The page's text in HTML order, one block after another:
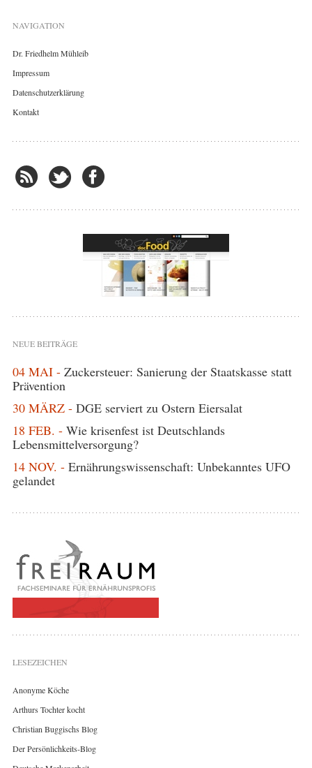
NAVIGATION
Dr. Friedhelm Mühleib
Impressum
Datenschutzerklärung
Kontakt
NEUE BEITRÄGE
04 MAI - Zuckersteuer: Sanierung der Staatskasse statt
Prävention
30 MÄRZ - DGE serviert zu Ostern Eiersalat
18 FEB. - Wie krisenfest ist Deutschlands
Lebensmittelversorgung?
14 NOV. - Ernährungswissenschaft: Unbekanntes UFO
gelandet
LESEZEICHEN
Anonyme Köche
Arthurs Tochter kocht
Christian Buggischs Blog
Der Persönlichkeits-Blog